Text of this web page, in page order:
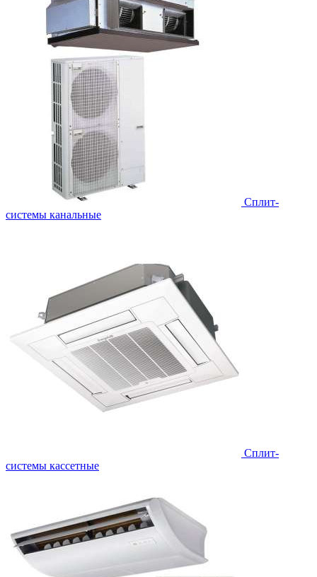
Сплит-
системы канальные
Сплит-
системы кассетные